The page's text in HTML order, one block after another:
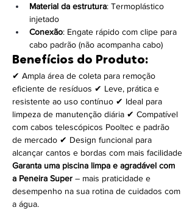
Material da estrutura: Termoplástico
injetado
Conexão: Engate rápido com clipe para
cabo padrão (não acompanha cabo)
Benefícios do Produto:
✔ Ampla área de coleta para remoção
eficiente de resíduos ✔ Leve, prática e
resistente ao uso contínuo ✔ Ideal para
limpeza de manutenção diária ✔ Compatível
com cabos telescópicos Pooltec e padrão
de mercado ✔ Design funcional para
alcançar cantos e bordas com mais facilidade
Garanta uma piscina limpa e agradável com
a Peneira Super – mais praticidade e
desempenho na sua rotina de cuidados com
a água.